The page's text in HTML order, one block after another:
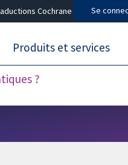
Cochrane Se
?
Produits et services